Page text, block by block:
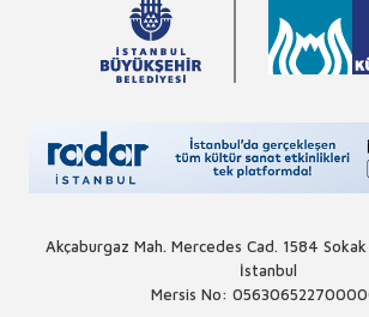
Akçaburgaz Mah. Mercedes Cad. 1584
İstanbul
Mersis No: